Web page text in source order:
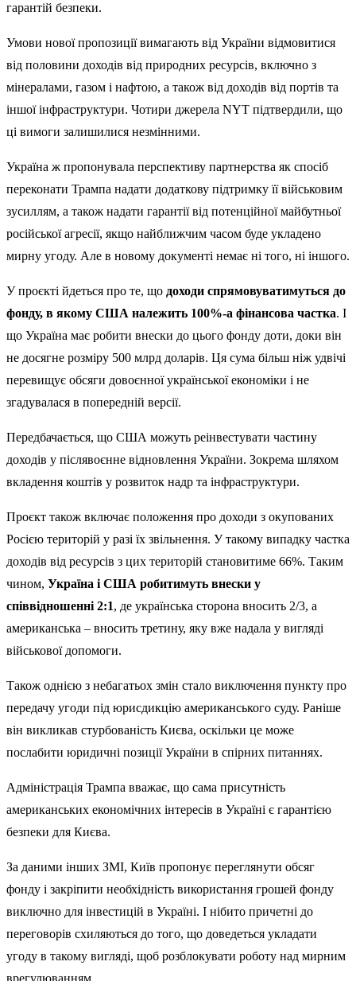
гарантій безпеки.
Умови нової пропозиції вимагають від України відмовитися
від половини доходів від природних ресурсів, включно з
мінералами, газом і нафтою, а також від доходів від портів та
іншої інфраструктури. Чотири джерела NYT підтвердили, що
ці вимоги залишилися незмінними.
Україна ж пропонувала перспективу партнерства як спосіб
переконати Трампа надати додаткову підтримку її військовим
зусиллям, а також надати гарантії від потенційної майбутньої
російської агресії, якщо найближчим часом буде укладено
мирну угоду. Але в новому документі немає ні того, ні іншого.
У проєкті йдеться про те, що доходи спрямовуватимуться до
фонду, в якому США належить 100%-а фінансова частка. І
що Україна має робити внески до цього фонду доти, доки він
не досягне розміру 500 млрд доларів. Ця сума більш ніж удвічі
перевищує обсяги довоєнної української економіки і не
згадувалася в попередній версії.
Передбачається, що США можуть реінвестувати частину
доходів у післявоєнне відновлення України. Зокрема шляхом
вкладення коштів у розвиток надр та інфраструктури.
Проєкт також включає положення про доходи з окупованих
Росією територій у разі їх звільнення. У такому випадку частка
доходів від ресурсів з цих територій становитиме 66%. Таким
чином, Україна і США робитимуть внески у
співвідношенні 2:1, де українська сторона вносить 2/3, а
американська – вносить третину, яку вже надала у вигляді
військової допомоги.
Також однією з небагатьох змін стало виключення пункту про
передачу угоди під юрисдикцію американського суду. Раніше
він викликав стурбованість Києва, оскільки це може
послабити юридичні позиції України в спірних питаннях.
Адміністрація Трампа вважає, що сама присутність
американських економічних інтересів в Україні є гарантією
безпеки для Києва.
За даними інших ЗМІ, Київ пропонує переглянути обсяг
фонду і закріпити необхідність використання грошей фонду
виключно для інвестицій в Україні. І нібито причетні до
переговорів схиляються до того, що доведеться укладати
угоду в такому вигляді, щоб розблокувати роботу над мирним